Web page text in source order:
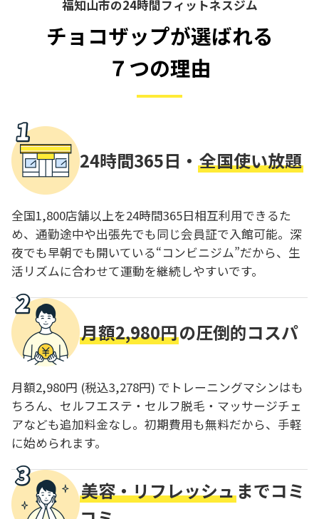
福知山市の24時間フィットネスジム
チョコザップが選ばれる
７つの理由
24時間365日・ 全国使い放題
全国1,800店舗以上を24時間365日相互利用できるた
め、通勤途中や出張先でも同じ会員証で入館可能。深
夜でも早朝でも開いている“コンビニジム”だから、生
活リズムに合わせて運動を継続しやすいです。
月額2,980円の圧倒的コスパ
月額2,980円 (税込3,278円) でトレーニングマシンはも
ちろん、セルフエステ・セルフ脱毛・マッサージチェ
アなども追加料金なし。初期費用も無料だから、手軽
に始められます。
美容・リフレッシュまでコミ